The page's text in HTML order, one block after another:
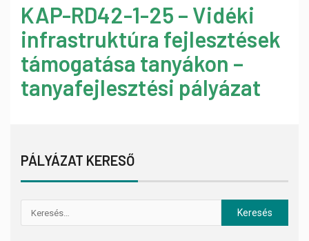
KAP-RD42-1-25 – Vidéki
infrastruktúra fejlesztések
támogatása tanyákon –
tanyafejlesztési pályázat
PÁLYÁZAT KERESŐ